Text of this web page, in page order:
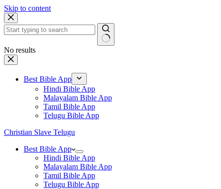
Skip to content
No results
Best Bible App
Hindi Bible App
Malayalam Bible App
Tamil Bible App
Telugu Bible App
Christian Slave Telugu
Best Bible App
Hindi Bible App
Malayalam Bible App
Tamil Bible App
Telugu Bible App